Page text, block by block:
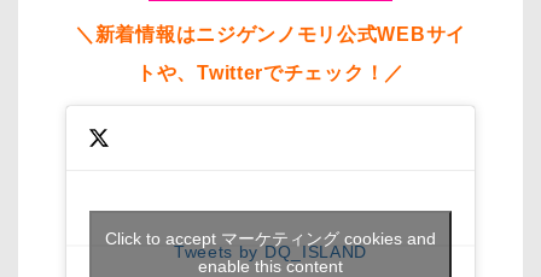
＼新着情報はニジゲンノモリ公式WEBサイ
トや、Twitterでチェック！／
Tweets by DQ_ISLAND
Click to accept マーケティング cookies and
enable this content